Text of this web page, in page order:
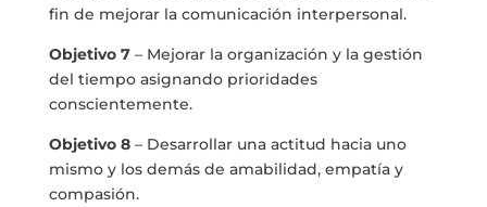
fin de mejorar la comunicación interpersonal.
Objetivo 7– Mejorar la organización y la gestión
del tiempo asignando prioridades
conscientemente.
Objetivo 8– Desarrollar una actitud hacia uno
mismo y los demás de amabilidad, empatía y
compasión.